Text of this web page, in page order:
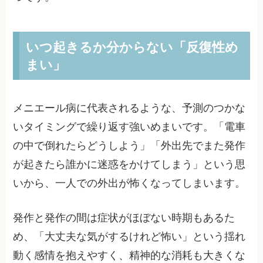
いつ起きるか分からない「反復性め
まい」
メニエール病に代表されるような、予測のつかな
いタイミングで繰り返す強いめまいです。「電車
の中で倒れたらどうしよう」「外出先でまた発作
が起きたら誰かに迷惑をかけてしまう」という思
いから、一人での外出が怖くなってしまいます。
発作と発作の間は症状がほぼない時期もあるた
め、「大丈夫な気がするけれど怖い」という揺れ
動く感情を抱えやすく、精神的な消耗も大きくな